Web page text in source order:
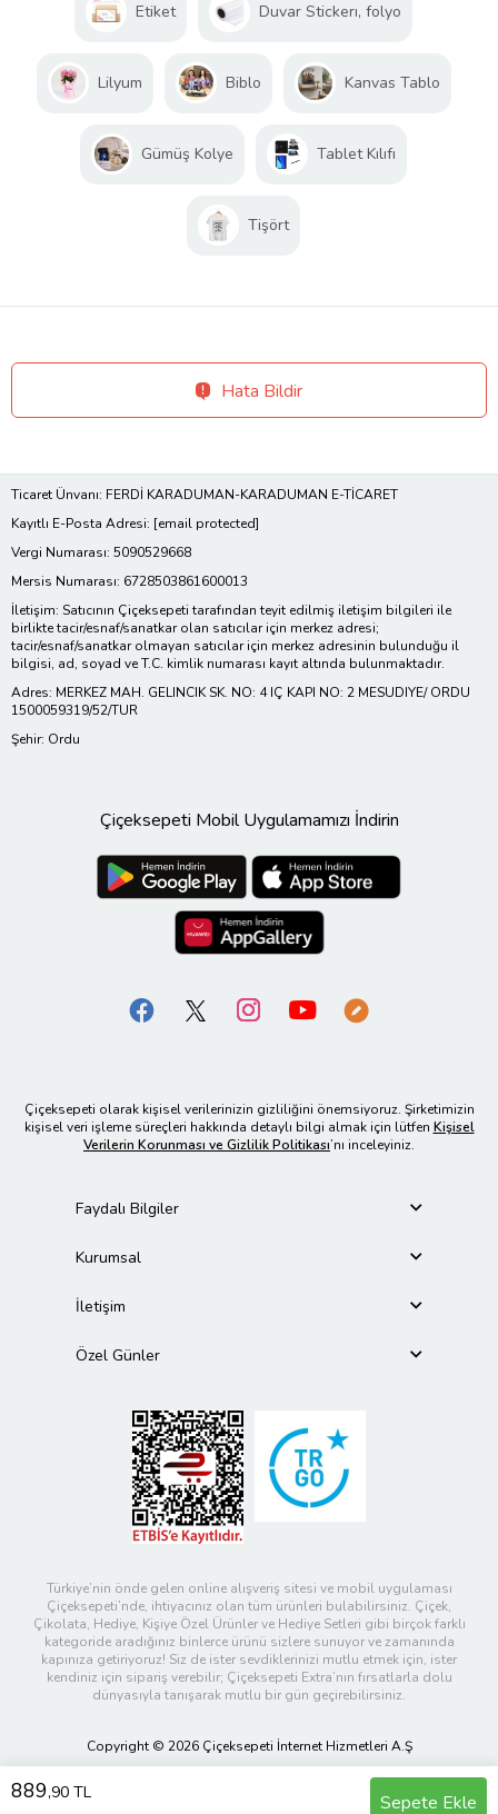
889,90 TL Sepete Ekle
Etiket Duvar Stickerı, folyo
Lilyum Biblo Kanvas Tablo
Gümüş Kolye Tablet Kılıfı
Tişört
Hata Bildir
Ticaret Ünvanı: FERDİ KARADUMAN-KARADUMAN E-TİCARET
Kayıtlı E-Posta Adresi: [email protected]
Vergi Numarası: 5090529668
Mersis Numarası: 6728503861600013
İletişim: Satıcının Çiçeksepeti tarafından teyit edilmiş iletişim bilgileri ile
birlikte tacir/esnaf/sanatkar olan satıcılar için merkez adresi;
tacir/esnaf/sanatkar olmayan satıcılar için merkez adresinin bulunduğu il
bilgisi, ad, soyad ve T.C. kimlik numarası kayıt altında bulunmaktadır.
Adres: MERKEZ MAH. GELINCIK SK. NO: 4 IÇ KAPI NO: 2 MESUDIYE/ ORDU
1500059319/52/TUR
Şehir: Ordu
Çiçeksepeti Mobil Uygulamamızı İndirin
Çiçeksepeti olarak kişisel verilerinizin gizliliğini önemsiyoruz. Şirketimizin
kişisel veri işleme süreçleri hakkında detaylı bilgi almak için lütfen Kişisel
Verilerin Korunması ve Gizlilik Politikası’nı inceleyiniz.
Faydalı Bilgiler
Kurumsal
İletişim
Özel Günler
Türkiye’nin önde gelen online alışveriş sitesi ve mobil uygulaması
Çiçeksepeti’nde, ihtiyacınız olan tüm ürünleri bulabilirsiniz. Çiçek,
Çikolata, Hediye, Kişiye Özel Ürünler ve Hediye Setleri gibi birçok farklı
kategoride aradığınız binlerce ürünü sizlere sunuyor ve zamanında
kapınıza getiriyoruz! Siz de ister sevdiklerinizi mutlu etmek için, ister
kendiniz için sipariş verebilir; Çiçeksepeti Extra’nın fırsatlarla dolu
dünyasıyla tanışarak mutlu bir gün geçirebilirsiniz.
Copyright © 2026 Çiçeksepeti İnternet Hizmetleri A.Ş